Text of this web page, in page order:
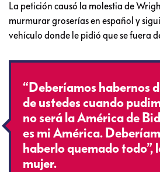
La petición causó la molestia de
murmurar groserías en español y
vehículo donde le pidió que se fuera
“Deberíamos habernos
de ustedes cuando
no será la América de
es mi América.
haberlo quemado todo”,
mujer.